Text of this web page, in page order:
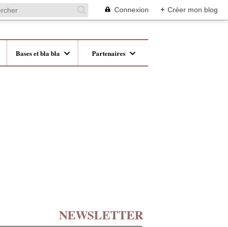
Connexion + Créer mon blog
Bases et bla bla Partenaires
NEWSLETTER